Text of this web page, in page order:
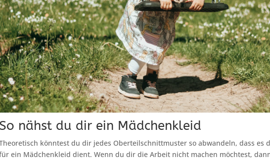
So nähst du dir ein Mädchenkleid
könntest du dir jedes Oberteilschnittmuster so abwandeln, dass es
ein Mädchenkleid dient. Wenn du dir die Arbeit nicht machen möchtest,